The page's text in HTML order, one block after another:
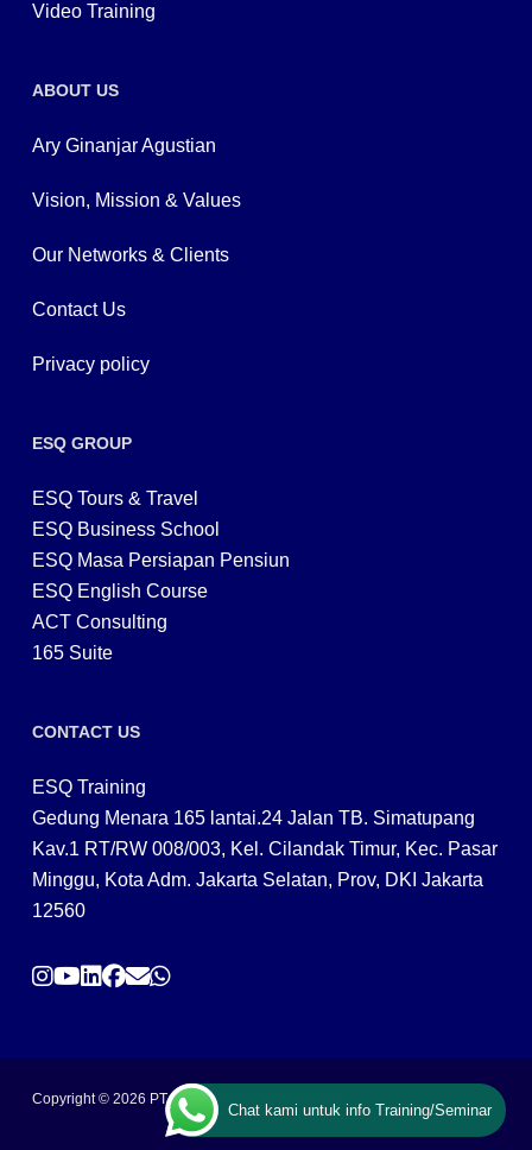
Video Training
ABOUT US
Ary Ginanjar Agustian
Vision, Mission & Values
Our Networks & Clients
Contact Us
Privacy policy
ESQ GROUP
ESQ Tours & Travel
ESQ Business School
ESQ Masa Persiapan Pensiun
ESQ English Course
ACT Consulting
165 Suite
CONTACT US
ESQ Training
Gedung Menara 165 lantai.24 Jalan TB. Simatupang
Kav.1 RT/RW 008/003, Kel. Cilandak Timur, Kec. Pasar
Minggu, Kota Adm. Jakarta Selatan, Prov, DKI Jakarta
12560
Copyright © 2026 PT ARGA BANGUN BANGSA
Chat kami untuk info Training/Seminar